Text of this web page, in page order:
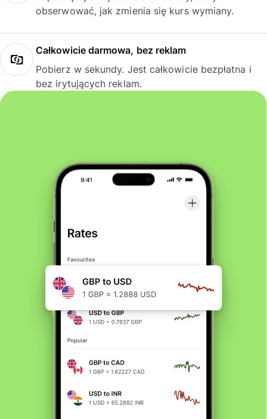
obserwować, jak zmienia się kurs wymiany.
Całkowicie darmowa, bez reklam
Pobierz w sekundy. Jest całkowicie bezpłatna i
bez irytujących reklam.